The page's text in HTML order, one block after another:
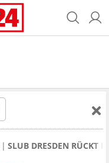
SLUB DRESDEN RÜCKT